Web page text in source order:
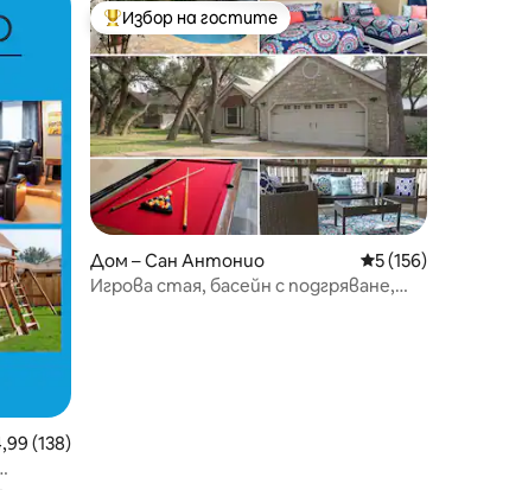
оценка: 4,99 от 5, 138 отзива
(138)
Най-популярен избор на гостите
Избор на гостите
Дом – Сан Антонио Средна оценка: 5
5 (156)
Игрова стая, басейн с подгряване,